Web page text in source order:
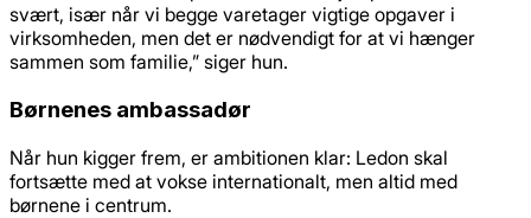
svært, især når vi begge varetager vigtige opgaver i
virksomheden, men det er nødvendigt for at vi hænger
sammen som familie,” siger hun.
Børnenes ambassadør
Når hun kigger frem, er ambitionen klar: Ledon skal
fortsætte med at vokse internationalt, men altid med
børnene i centrum.